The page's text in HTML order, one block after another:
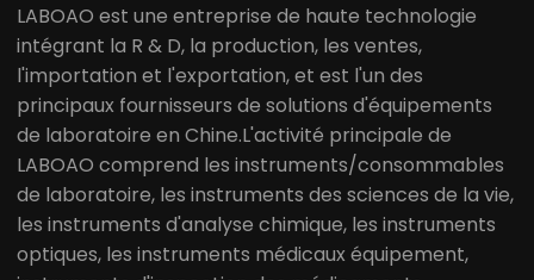
LABOAO est une entreprise de haute technologie
intégrant la R & D, la production, les ventes,
l'importation et l'exportation, et est l'un des
principaux fournisseurs de solutions d'équipements
de laboratoire en Chine.L'activité principale de
LABOAO comprend les instruments/consommables
de laboratoire, les instruments des sciences de la vie,
les instruments d'analyse chimique, les instruments
optiques, les instruments médicaux équipement,